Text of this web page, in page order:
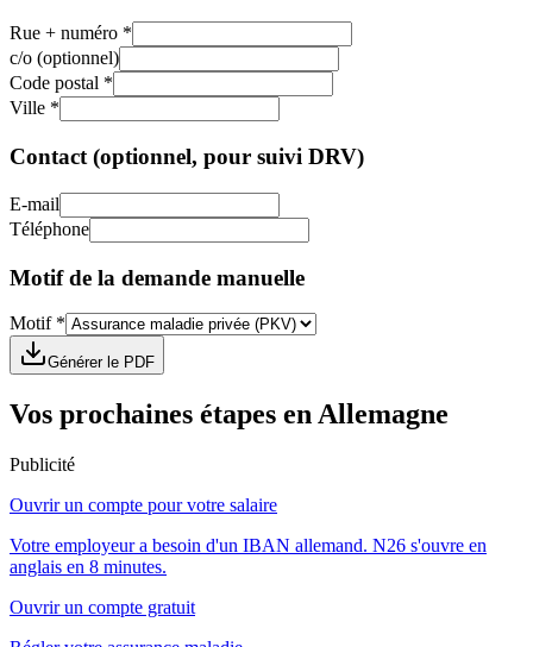
Rue + numéro *
c/o (optionnel)
Code postal *
Ville *
Contact (optionnel, pour suivi DRV)
E-mail
Téléphone
Motif de la demande manuelle
Motif *
Générer le PDF
Vos prochaines étapes en Allemagne
Publicité
Ouvrir un compte pour votre salaire
Votre employeur a besoin d'un IBAN allemand. N26 s'ouvre en
anglais en 8 minutes.
Ouvrir un compte gratuit